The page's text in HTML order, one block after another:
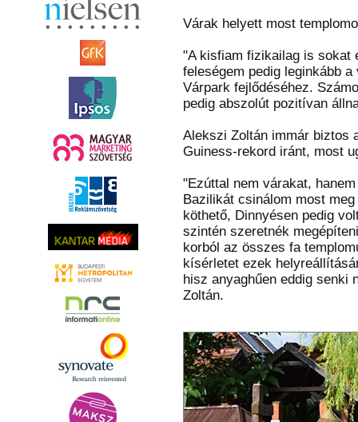
Várak helyett most
"A kisfiam fizikailag is sokat
feleségem pedig leginkább
Várpark fejlődéséhez.
pedig abszolút pozitívan
Alekszi Zoltán immár biztos
Guiness-rekord iránt, most
"Ezúttal nem várakat,
Bazilikát csinálom most
köthető, Dinnyésen pedig
szintén szeretnék
korból az összes fa
kísérletet ezek
hisz anyaghűen eddig senki
Zoltán.